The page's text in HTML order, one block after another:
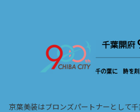
京葉美装はブロンズパートナーとして